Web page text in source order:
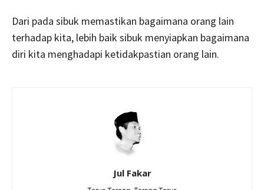
Dari pada sibuk memastikan bagaimana orang lain
terhadap kita, lebih baik sibuk menyiapkan bagaimana
diri kita menghadapi ketidakpastian orang lain.
Jul Fakar